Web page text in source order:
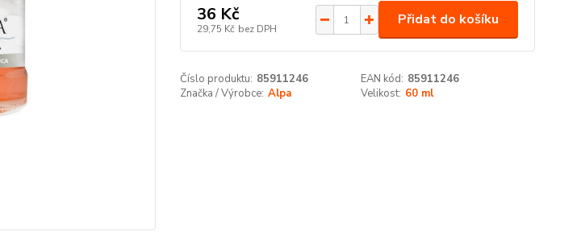
36 Kč
29,75 Kč bez DPH
Přidat do košíku
Číslo produktu: 85911246 EAN kód: 85911246
Značka / Výrobce: Alpa Velikost: 60 ml